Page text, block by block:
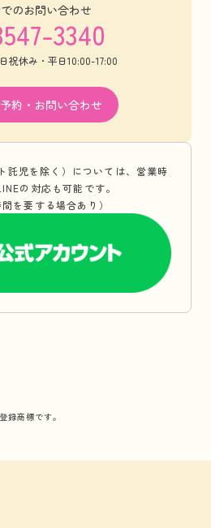
のお問い合わせ
3340
祝休み・平日10:00-17:00
約・お問い合わせ
託児を除く）については、営業時
の対応も可能です。
間を要する場合あり）
録商標です。